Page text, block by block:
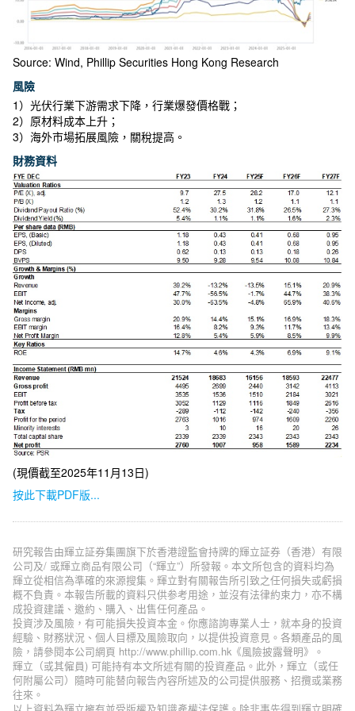
Source: Wind, Phillip Securities Hong Kong Research
風險
1）光伏行業下游需求下降，行業爆發價格戰；
2）原材料成本上升；
3）海外市場拓展風險，關稅提高。
財務資料
(現價截至2025年11月13日)
按此下載PDF版...
研究報告由輝立証券集團旗下於香港證監會持牌的輝立証券（香港）有限
公司及/ 或輝立商品有限公司（“輝立”）所發報。本文所包含的資料均為
輝立從相信為準確的來源搜集。輝立對有關報告所引致之任何損失或虧損
概不負責。本報告所載的資料只供参考用途，並沒有法律約束力，亦不構
成投資建議、邀約、購入、出售任何產品。
投資涉及風險，有可能損失投資本金。你應諮詢專業人士，就本身的投資
經驗、財務狀況、個人目標及風險取向，以提供投資意見。各類產品的風
險，請參閱本公司網頁 http://www.phillip.com.hk《風險披露聲明》。
輝立（或其僱員) 可能持有本文所述有關的投資產品。此外，輝立（或任
何附屬公司）隨時可能替向報告內容所述及的公司提供服務、招攬或業務
往來。
以上資料為輝立擁有並受版權及知識產權法保護。除非事先得到輝立明確